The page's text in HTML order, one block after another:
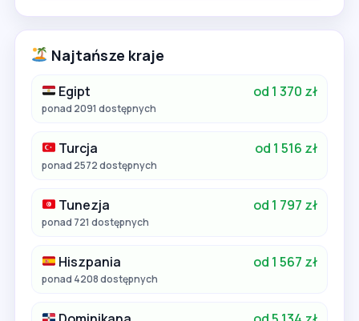
Najtańsze kraje
Egipt od 1 370 zł
ponad 2091 dostępnych
Turcja od 1 516 zł
ponad 2572 dostępnych
Tunezja od 1 797 zł
ponad 721 dostępnych
Hiszpania od 1 567 zł
ponad 4208 dostępnych